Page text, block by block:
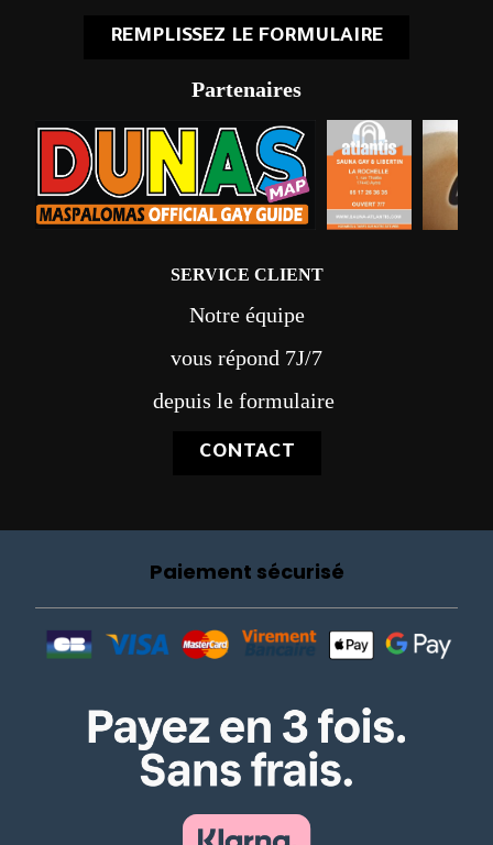
REMPLISSEZ LE FORMULAIRE
Partenaires
SERVICE CLIENT
Notre équipe
vous répond 7J/7
depuis le formulaire
CONTACT
Paiement sécurisé